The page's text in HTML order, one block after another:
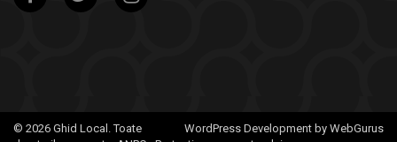
WordPress Development by WebGurus
© 2026 Ghid Local. Toate